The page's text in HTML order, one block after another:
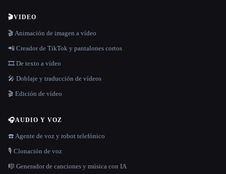
🎬VIDEO
🎬 Animación de imagen a vídeo
📲 Creador de TikTok y pantalones cortos
🎞️ De texto a vídeo
🎤 Doblaje y traducción de vídeos
🎬 Edición de vídeo
🎧AUDIO Y VOZ
☎️ Agente de voz y robot telefónico
🎙️ Clonación de voz
🎼 Generador de canciones y música con IA